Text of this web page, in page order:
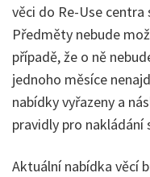
věci do Re-Use
Předměty nebude
případě, že o ně
jednoho měsíce
nabídky vyřazeny a
pravidly pro nakládání
Aktuální nabídka věcí